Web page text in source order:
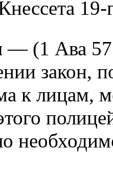
19-
— (1 Ава
закон,
к